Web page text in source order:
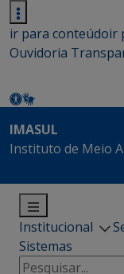
ir para conteúdoir
Ouvidoria
IMASUL
Instituto de Meio
Institucional
Sistemas
Pesquisar